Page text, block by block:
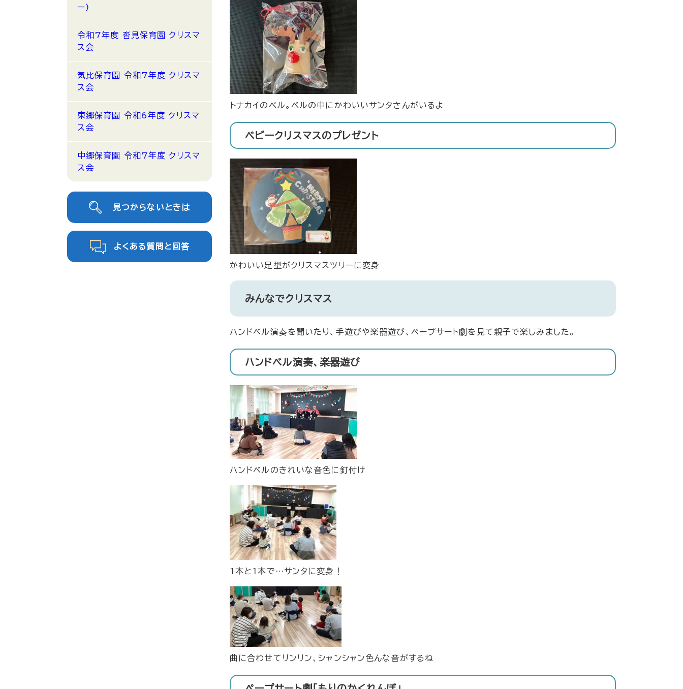
​トナカイのベル。ベルの中にかわいいサンタさんがいるよ
ベビークリスマスのプレゼント
​かわいい足型がクリスマスツリーに変身
みんなでクリスマス
ハンドベル演奏を聞いたり、手遊びや楽器遊び、ペープサート劇を見て親子で楽しみました。
ハンドベル演奏、楽器遊び
​ハンドベルのきれいな音色に釘付け
​1本と1本で…サンタに変身！
​曲に合わせてリンリン、シャンシャン色んな音がするね
ー)
令和7年度 沓見保育園 クリスマ
ス会
気比保育園 令和7年度 クリスマ
ス会
東郷保育園 令和6年度 クリスマ
ス会
中郷保育園 令和7年度 クリスマ
ス会
見つからないときは
よくある質問と回答